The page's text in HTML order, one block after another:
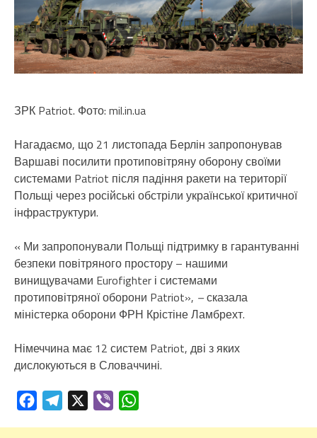
ЗРК Patriot. Фото: mil.in.ua
Нагадаємо, що 21 листопада Берлін запропонував
Варшаві посилити протиповітряну оборону своїми
системами Patriot після падіння ракети на території
Польщі через російські обстріли української критичної
інфраструктури.
« Ми запропонували Польщі підтримку в гарантуванні
безпеки повітряного простору – нашими
винищувачами Eurofighter і системами
протиповітряної оборони Patriot», –сказала
міністерка оборони ФРН Крістіне Ламбрехт.
Німеччина має 12 систем Patriot, дві з яких
дислокуються в Словаччині.
FacebookTelegram Viber